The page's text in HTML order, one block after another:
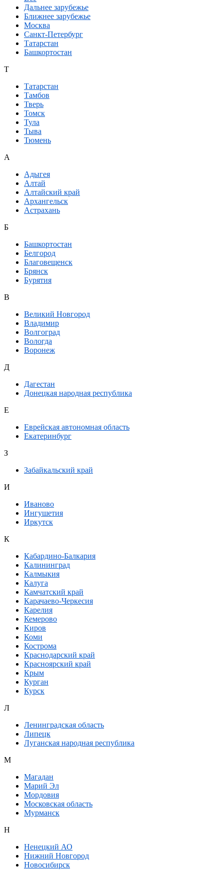
Дальнее зарубежье
Ближнее зарубежье
Москва
Санкт-Петербург
Татарстан
Башкортостан
Т
Татарстан
Тамбов
Тверь
Томск
Тула
Тыва
Тюмень
А
Адыгея
Алтай
Алтайский край
Архангельск
Астрахань
Б
Башкортостан
Белгород
Благовещенск
Брянск
Бурятия
В
Великий Новгород
Владимир
Волгоград
Вологда
Воронеж
Д
Дагестан
Донецкая народная республика
Е
Еврейская автономная область
Екатеринбург
З
Забайкальский край
И
Иваново
Ингушетия
Иркутск
К
Кабардино-Балкария
Калининград
Калмыкия
Калуга
Камчатский край
Карачаево-Черкесия
Карелия
Кемерово
Киров
Коми
Кострома
Краснодарский край
Красноярский край
Крым
Курган
Курск
Л
Ленинградская область
Липецк
Луганская народная республика
М
Магадан
Марий Эл
Мордовия
Московская область
Мурманск
Н
Ненецкий АО
Нижний Новгород
Новосибирск